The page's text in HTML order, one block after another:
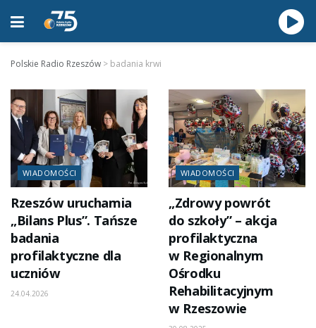
Polskie Radio Rzeszów > badania krwi
WIADOMOŚCI
Rzeszów uruchamia
„Bilans Plus”. Tańsze
badania
profilaktyczne dla
uczniów
24.04.2026
WIADOMOŚCI
„Zdrowy powrót
do szkoły” – akcja
profilaktyczna
w Regionalnym
Ośrodku
Rehabilitacyjnym
w Rzeszowie